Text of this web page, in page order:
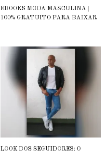
EBOOKS MODA MASCULINA |
100% GRATUITO PARA BAIXAR
LOOK DOS SEGUIDORES: O